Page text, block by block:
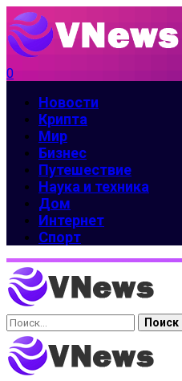
0
Новости
Крипта
Мир
Бизнес
Путешествие
Наука и техника
Дом
Интернет
Спорт
Найти: